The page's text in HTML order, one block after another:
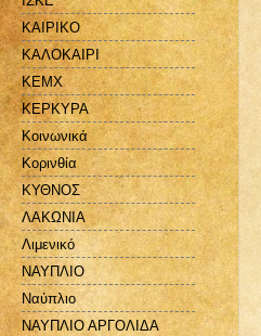
ΚΑΙΡΙΚΟ
ΚΑΛΟΚΑΙΡΙ
ΚΕΜΧ
ΚΕΡΚΥΡΑ
Κοινωνικά
Κορινθία
ΚΥΘΝΟΣ
ΛΑΚΩΝΙΑ
Λιμενικό
ΝΑΥΠΛΙΟ
Ναύπλιο
ΝΑΥΠΛΙΟ ΑΡΓΟΛΙΔΑ